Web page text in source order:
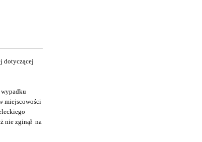
dotyczącej
wypadku
miejscowości
nie zginął na